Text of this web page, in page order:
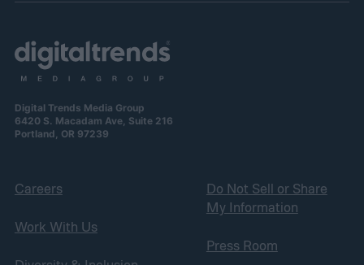
Digital Trends Media Group
6420 S. Macadam Ave, Suite 216
Portland, OR 97239
Careers
Work With Us
Do Not Sell or Share
My Information
Press Room